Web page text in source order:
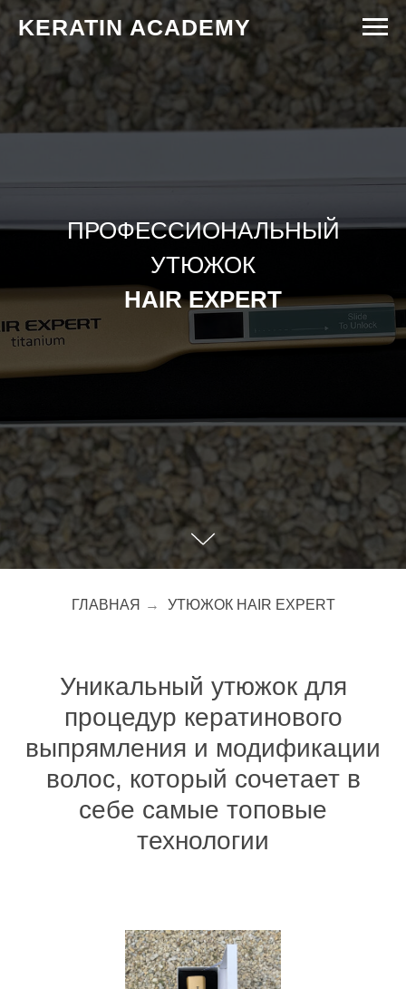
KERATIN ACADEMY
ПРОФЕССИОНАЛЬНЫЙ
УТЮЖОК
HAIR EXPERT
ГЛАВНАЯ → УТЮЖОК HAIR EXPERT
Уникальный утюжок для
процедур кератинового
выпрямления и модификации
волос, который сочетает в
себе самые топовые
технологии